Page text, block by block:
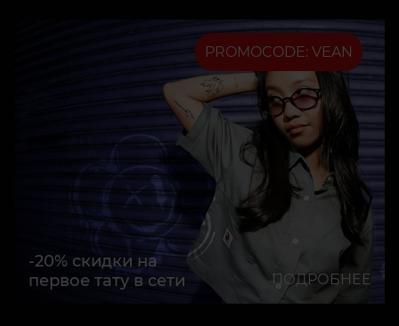
PROMOCODE: VEAN
-20% скидки на
первое тату в сети
ПОДРОБНЕЕ